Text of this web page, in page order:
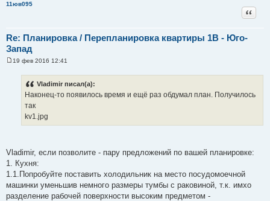
11юв095
Re: Планировка / Перепланировка квартиры 1В - Юго-
Запад
19 фев 2016 12:41
Vladimir писал(а):
Наконец-то появилось время и ещё раз обдумал план. Получилось
так
kv1.jpg
Vladimir, если позволите - пару предложений по вашей планировке:
1. Кухня:
1.1.Попробуйте поставить холодильник на место посудомоечной
машинки уменьшив немного размеры тумбы с раковиной, т.к. имхо
разделение рабочей поверхности высоким предметом -